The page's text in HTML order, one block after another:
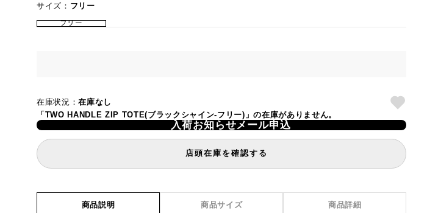
サイズ： フリー
フリー
在庫状況：在庫なし
「TWO HANDLE ZIP TOTE(ブラックシャイン-フリー)」の在庫がありません。
入荷お知らせメール申込
店頭在庫を確認する
商品説明 商品サイズ 商品詳細